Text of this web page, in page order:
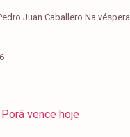
Juan Caballero Na véspera